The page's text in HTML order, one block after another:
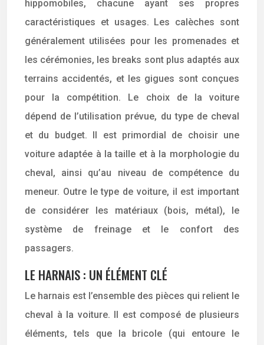
hippomobiles, chacune ayant ses propres
caractéristiques et usages. Les calèches sont
généralement utilisées pour les promenades et
les cérémonies, les breaks sont plus adaptés aux
terrains accidentés, et les gigues sont conçues
pour la compétition. Le choix de la voiture
dépend de l’utilisation prévue, du type de cheval
et du budget. Il est primordial de choisir une
voiture adaptée à la taille et à la morphologie du
cheval, ainsi qu’au niveau de compétence du
meneur. Outre le type de voiture, il est important
de considérer les matériaux (bois, métal), le
système de freinage et le confort des
passagers.
LE HARNAIS : UN ÉLÉMENT CLÉ
Le harnais est l’ensemble des pièces qui relient le
cheval à la voiture. Il est composé de plusieurs
éléments, tels que la bricole (qui entoure le